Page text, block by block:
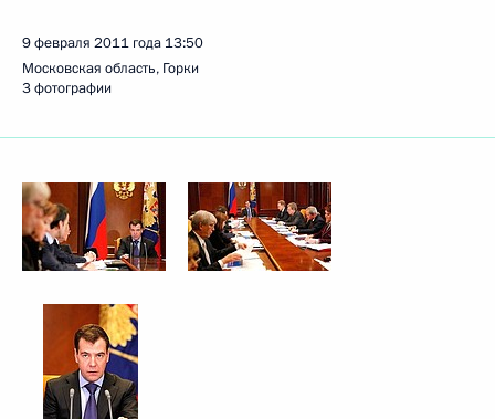
9 февраля 2011 года 13:50
Московская область, Горки
3 фотографии